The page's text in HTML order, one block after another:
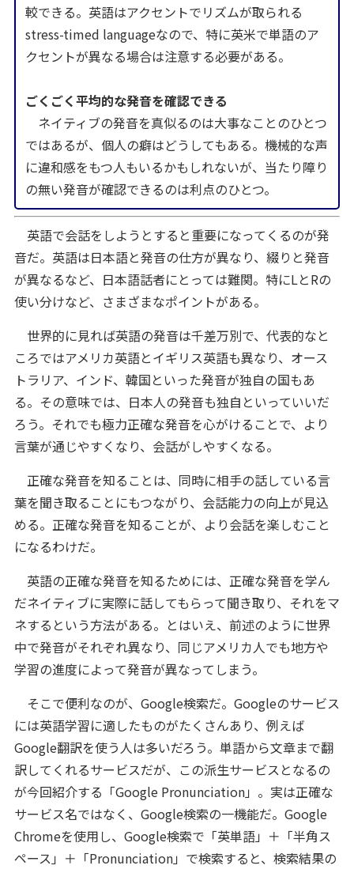
較できる。英語はアクセントでリズムが取られる
stress-timed languageなので、特に英米で単語のア
クセントが異なる場合は注意する必要がある。
ごくごく平均的な発音を確認できる
ネイティブの発音を真似るのは大事なことのひとつ
ではあるが、個人の癖はどうしてもある。機械的な声
に違和感をもつ人もいるかもしれないが、当たり障り
の無い発音が確認できるのは利点のひとつ。
英語で会話をしようとすると重要になってくるのが発
音だ。英語は日本語と発音の仕方が異なり、綴りと発音
が異なるなど、日本語話者にとっては難関。特にLとRの
使い分けなど、さまざまなポイントがある。
世界的に見れば英語の発音は千差万別で、代表的なと
ころではアメリカ英語とイギリス英語も異なり、オース
トラリア、インド、韓国といった発音が独自の国もあ
る。その意味では、日本人の発音も独自といっていいだ
ろう。それでも極力正確な発音を心がけることで、より
言葉が通じやすくなり、会話がしやすくなる。
正確な発音を知ることは、同時に相手の話している言
葉を聞き取ることにもつながり、会話能力の向上が見込
める。正確な発音を知ることが、より会話を楽しむこと
になるわけだ。
英語の正確な発音を知るためには、正確な発音を学ん
だネイティブに実際に話してもらって聞き取り、それをマ
ネするという方法がある。とはいえ、前述のように世界
中で発音がそれぞれ異なり、同じアメリカ人でも地方や
学習の進度によって発音が異なってしまう。
そこで便利なのが、Google検索だ。Googleのサービス
には英語学習に適したものがたくさんあり、例えば
Google翻訳を使う人は多いだろう。単語から文章まで翻
訳してくれるサービスだが、この派生サービスとなるの
が今回紹介する「Google Pronunciation」。実は正確な
サービス名ではなく、Google検索の一機能だ。Google
Chromeを使用し、Google検索で「英単語」＋「半角ス
ペース」＋「Pronunciation」で検索すると、検索結果の